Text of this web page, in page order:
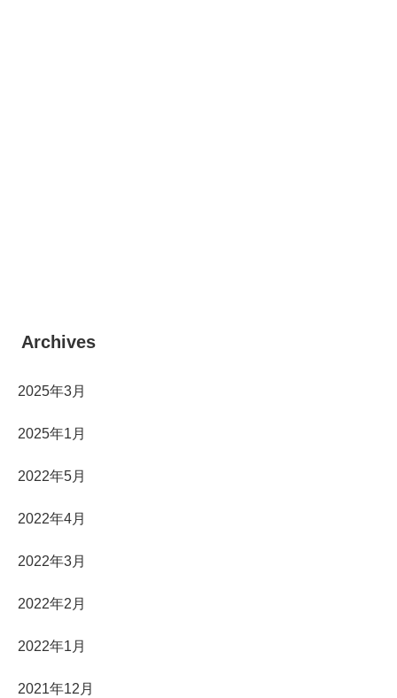
Archives
2025年3月
2025年1月
2022年5月
2022年4月
2022年3月
2022年2月
2022年1月
2021年12月